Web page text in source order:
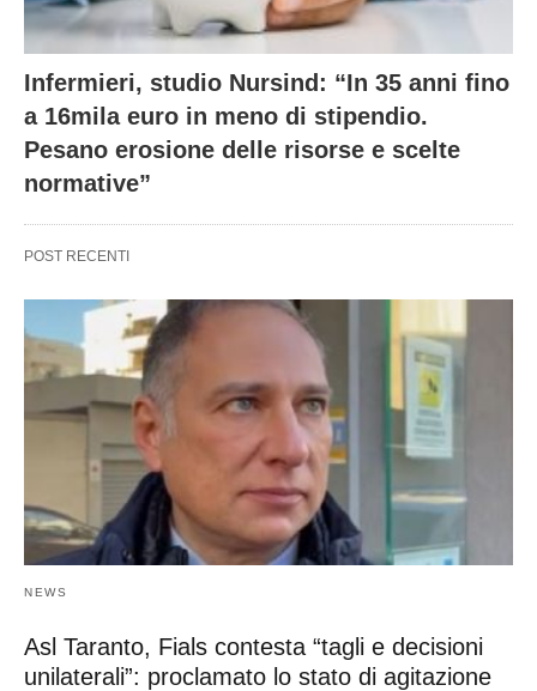
Infermieri, studio Nursind: “In 35 anni fino
a 16mila euro in meno di stipendio.
Pesano erosione delle risorse e scelte
normative”
POST RECENTI
NEWS
Asl Taranto, Fials contesta “tagli e decisioni
unilaterali”: proclamato lo stato di agitazione